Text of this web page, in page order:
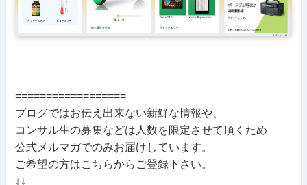
==================
ブログではお伝え出来ない新鮮な情報や、
コンサル生の募集などは人数を限定させて頂くため
公式メルマガでのみお届けしています。
ご希望の方はこちらからご登録下さい。
↓↓